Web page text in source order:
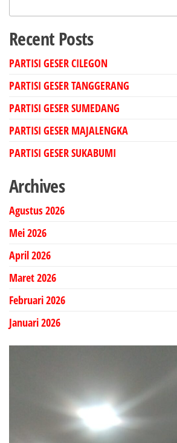
Recent Posts
PARTISI GESER CILEGON
PARTISI GESER TANGGERANG
PARTISI GESER SUMEDANG
PARTISI GESER MAJALENGKA
PARTISI GESER SUKABUMI
Archives
Agustus 2026
Mei 2026
April 2026
Maret 2026
Februari 2026
Januari 2026